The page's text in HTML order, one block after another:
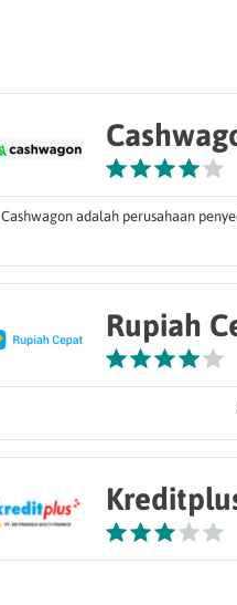
Cashwagon adalah perusahaan
Rupiah